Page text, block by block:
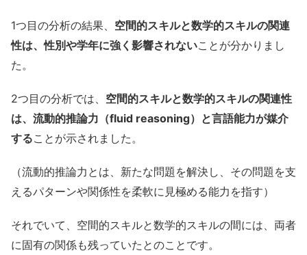
1つ目の分析の結果、 空間的スキルと数学的スキルの関連
性は、性別や学年に強く影響されないことが分かりまし
た。
2つ目の分析では、 空間的スキルと数学的スキルの関連性
は、流動的推論力（fluid reasoning）と言語能力が媒介
することが示されました。
（流動的推論力とは、新たな問題を解決し、その問題を支
えるパターンや関係性を柔軟に見極める能力を指す）
それでいて、空間的スキルと数学的スキルの間には、両者
に固有の関係も残っていたとのことです。